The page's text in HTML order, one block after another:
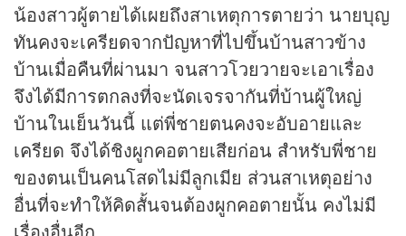
น้องสาวผู้ตายได้เผยถึงสาเหตุการตายว่า นายบุญ
ทันคงจะเครียดจากปัญหาที่ไปขึ้นบ้านสาวข้าง
บ้านเมื่อคืนที่ผ่านมา จนสาวโวยวายจะเอาเรื่อง
จึงได้มีการตกลงที่จะนัดเจรจากันที่บ้านผู้ใหญ่
บ้านในเย็นวันนี้ แต่พี่ชายตนคงจะอับอายและ
เครียด จึงได้ชิงผูกคอตายเสียก่อน สำหรับพี่ชาย
ของตนเป็นคนโสดไม่มีลูกเมีย ส่วนสาเหตุอย่าง
อื่นที่จะทำให้คิดสั้นจนต้องผูกคอตายนั้น คงไม่มี